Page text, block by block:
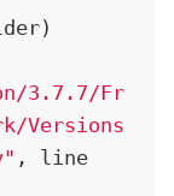
3.7.7/Fr
Versions